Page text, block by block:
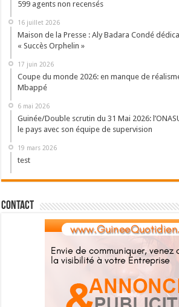
599 agents non recensés
16 juillet 2026
Maison de la Presse : Aly Badara Condé
« Succès Orphelin »
17 juin 2026
Coupe du monde 2026: en manque de
Mbappé
6 mai 2026
Guinée/Double scrutin du 31 Mai 2026:
le pays avec son équipe de supervision
19 mars 2026
test
Contact